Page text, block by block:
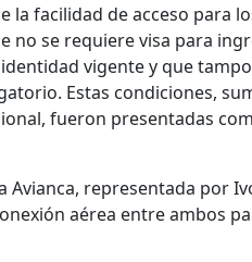
la facilidad de acceso para
se requiere visa para
vigente y que
Estas condiciones,
fueron presentadas
representada por
aérea entre ambos